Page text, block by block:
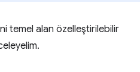
temel alan özelleştirilebilir